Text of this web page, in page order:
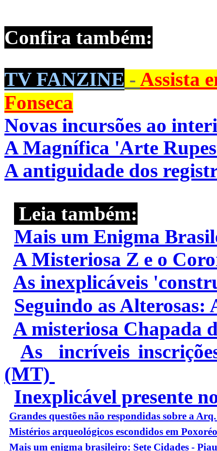
Confira também:
TV FANZINE -Assista
Fonseca
Novas incursões ao
A Magnífica 'Arte
A antiguidade dos
Leia também:
Mais um Enigma
A Misteriosa Z e o
As inexplicáveis
Seguindo as
A misteriosa Chapada
As incríveis
(MT)
Inexplicável presente
Grandes questões não respondidas sobre a
Mistérios arqueológicos escondidos em Poxoréo
Mais um enigma brasileiro: Sete Cidades -